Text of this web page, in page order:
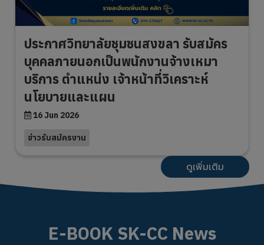
ประกาศวิทยาลัยชุมชนสงขลา รับสมัคร
บุคคลภายนอกเป็นพนักงานจ้างเหมา
บริการ ตำแหน่ง เจ้าหน้าที่วิเคราะห์
นโยบายและแผน
16 Jun 2026
ข่าวรับสมัครงาน
ดูเพิ่มเติม
E-BOOK SK-CC News